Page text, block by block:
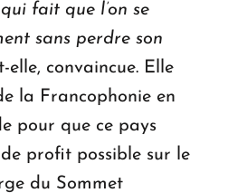
fait que l’on se
sans perdre son
elle, convaincue. Elle
la Francophonie en
pour que ce pays
profit possible sur le
du Sommet